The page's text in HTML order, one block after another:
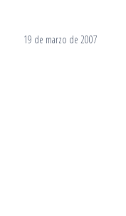
19 de marzo de 2007